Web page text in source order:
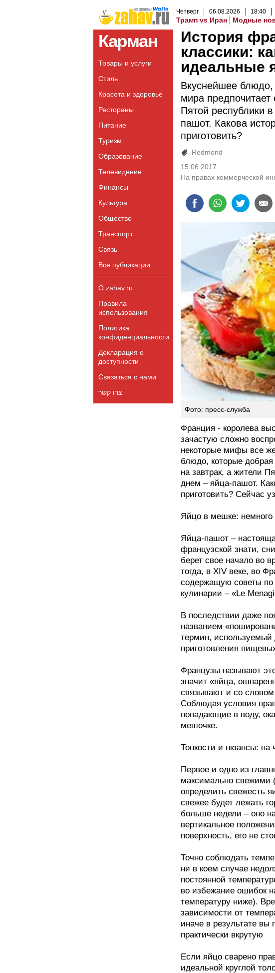
Четверг 06.08.2026 18:40
Трамп vs Иран Модные
Карман
Товары и услуги
Стиль
Красота и здоровье
Рестораны
Питание
Туризм
Образование
Телевидение
Финансы
Культура
Общество
Транспорт
Связь
Все публикации
О zahav.ru
Правила
использования
Политика
конфиденциальности
Декларация о
доступности
Связаться с нами
צרו קשר
История
классики:
идеальные
Вкуснейшее
мира предпочитает
Пятой республики
пашот. Какова
приготовить?
Redmond
15.06.2017
На правах коммерческой
Фото: пресс-служба
Франция - королева
зачастую сложно
некоторые мифы все
блюдо, которые
на завтрак, а жители
днем – яйца-пашот.
приготовить? Сейчас
Яйцо в мешке: немного
Яйца-пашот –
французской знати,
берет свое начало во
тогда, в XIV веке, во
содержащую советы
кулинарии – «Le
В последствии даже
названием
термин, используемый
приготовления
Французы называют
значит «яйца,
связывают и со
Соблюдая условия
попадающие в воду,
мешочке.
Тонкости и нюансы: на
Первое и одно из
максимально свежими
определить свежесть
свежее будет лежать
больше недели – оно
вертикальное
поверхность, его не
Точно соблюдать
ни в коем случае
постоянной
во избежание ошибок
температуру ниже).
зависимости от
иначе в результате вы
практически вкрутую
Если яйцо сварено
идеальной круглой